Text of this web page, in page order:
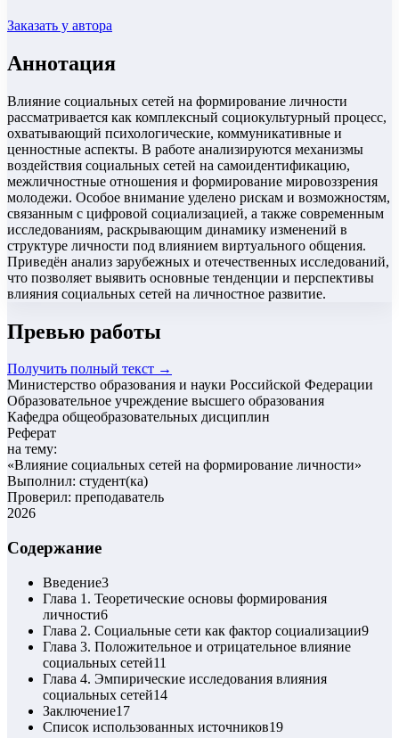
Заказать у автора
Аннотация
Влияние социальных сетей на формирование личности
рассматривается как комплексный социокультурный процесс,
охватывающий психологические, коммуникативные и
ценностные аспекты. В работе анализируются механизмы
воздействия социальных сетей на самоидентификацию,
межличностные отношения и формирование мировоззрения
молодежи. Особое внимание уделено рискам и возможностям,
связанным с цифровой социализацией, а также современным
исследованиям, раскрывающим динамику изменений в
структуре личности под влиянием виртуального общения.
Приведён анализ зарубежных и отечественных исследований,
что позволяет выявить основные тенденции и перспективы
влияния социальных сетей на личностное развитие.
Превью работы
Получить полный текст →
Министерство образования и науки Российской Федерации
Образовательное учреждение высшего образования
Кафедра общеобразовательных дисциплин
Реферат
на тему:
«Влияние социальных сетей на формирование личности»
Выполнил: студент(ка)
Проверил: преподаватель
2026
Содержание
Введение3
Глава 1. Теоретические основы формирования
личности6
Глава 2. Социальные сети как фактор социализации9
Глава 3. Положительное и отрицательное влияние
социальных сетей11
Глава 4. Эмпирические исследования влияния
социальных сетей14
Заключение17
Список использованных источников19